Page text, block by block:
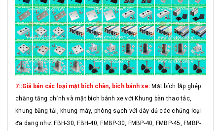
7::Giá bán các loại mặt bích chân, bích bánh xe:Mặt bích lắp ghép
chăng tăng chỉnh và mặt bích bánh xe với Khung bàn thao tác,
khung băng tải, khung máy, phòng sạch với đày đủ các chủng loại
đa dạng như: FBH-30, FBH-40, FMBP-30, FMBP-40, FMBP-45, FMBP-